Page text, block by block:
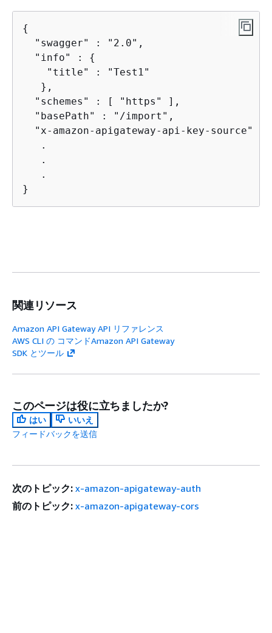
{
  "swagger" : "2.0",
  "info" :
{
    "title" : "Test1"
   },
  "schemes" : [ "https" ],
  "basePath" : "/import",
"x-amazon-apigateway-api-key-source" :
   .
   .
   .
}
関連リソース
Amazon API Gateway API リファレンス
AWS CLI の コマンドAmazon API Gateway
SDK とツール
このページは役に立ちましたか?
はい
いいえ
フィードバックを送信
次のトピック: x-amazon-apigateway-auth
前のトピック: x-amazon-apigateway-cors